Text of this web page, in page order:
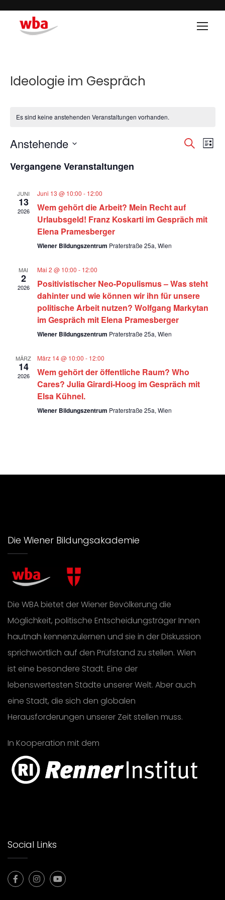
Ideologie im Gespräch
Es sind keine anstehenden Veranstaltungen vorhanden.
SUCHELISTE
Anstehende
wählen.
Vergangene Veranstaltungen
JUNI
13
2026
Juni 13 @ 10:00 - 12:00
Wem gehört die Arbeit? Mein Recht auf
Urlaubsgeld! Franz Koskarti im Gespräch mit
Elena Pramesberger
Wiener Bildungszentrum Praterstraße 25a, Wien
MAI
2
2026
Mai 2 @ 10:00 - 12:00
Positivistischer Neo-Populismus – Was steht
dahinter und wie können wir ihn für unsere
politische Arbeit nutzen? Wolfgang Markytan
im Gespräch mit Elena Pramesberger
Wiener Bildungszentrum Praterstraße 25a, Wien
MÄRZ
14
2026
März 14 @ 10:00 - 12:00
Wem gehört der öffentliche Raum? Who
Cares? Julia Girardi-Hoog im Gespräch mit
Elsa Kühnel.
Wiener Bildungszentrum Praterstraße 25a, Wien
Die Wiener Bildungsakademie
Die WBA bietet der Wiener Bevölkerung die
Möglichkeit, politische Entscheidungsträger Innen
hautnah kennenzulernen und sie in der Diskussion
sprichwörtlich auf den Prüfstand zu stellen. Wien
ist eine besondere Stadt. Eine der
lebenswertesten Städte unserer Welt. Aber auch
eine Stadt, die sich den globalen
Herausforderungen unserer Zeit stellen muss.
In Kooperation mit dem
Social Links